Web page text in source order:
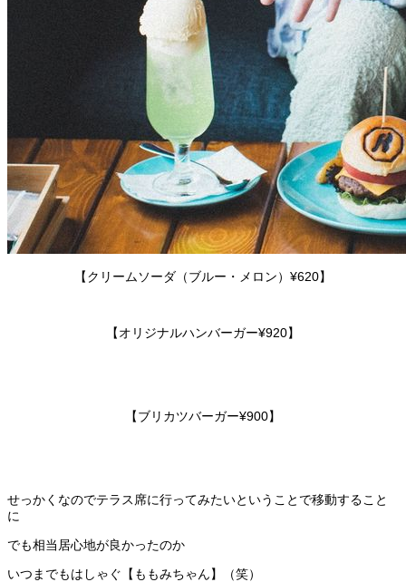
【クリームソーダ（ブルー・メロン）¥620】
【オリジナルハンバーガー¥920】
【ブリカツバーガー¥900】
せっかくなのでテラス席に行ってみたいということで移動すること
に
でも相当居心地が良かったのか
いつまでもはしゃぐ【ももみちゃん】（笑）